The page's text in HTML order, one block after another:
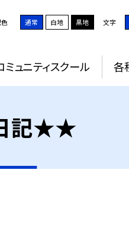
通常 白地 黒地 文字
ミュニティスクール 各
記★★